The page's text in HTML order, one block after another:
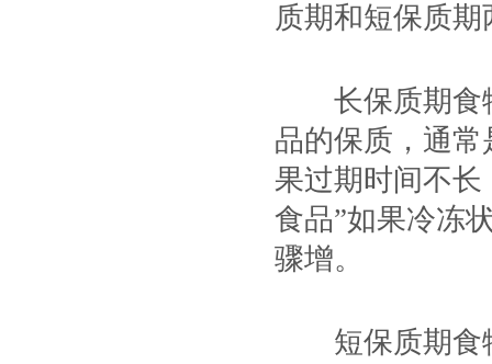
质期和短保质期
长保质期食物
品的保质，通
果过期时间不
食品”如果冷冻
骤增。
短保质期食物